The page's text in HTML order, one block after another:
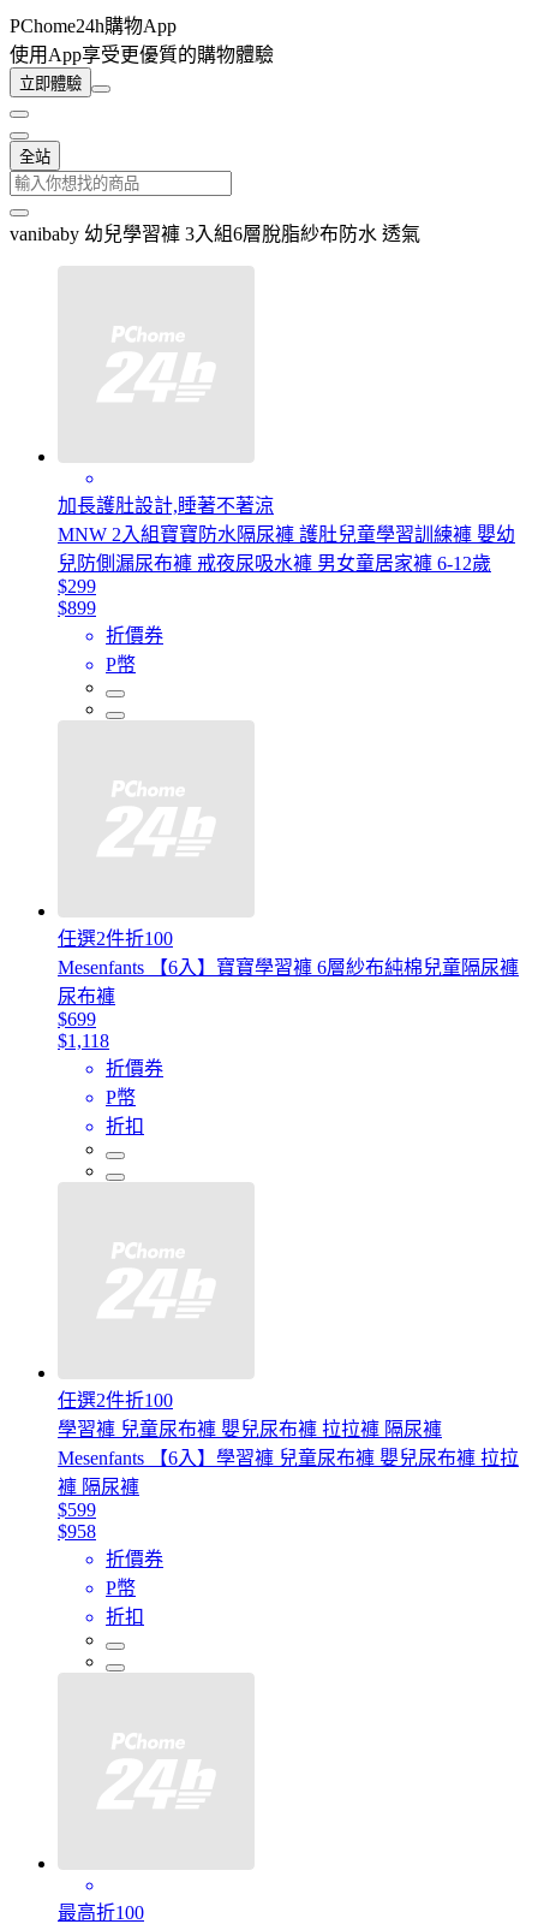
PChome24h購物App
使用App享受更優質的購物體驗
立即體驗
全站
vanibaby 幼兒學習褲 3入組6層脫脂紗布防水 透氣
加長護肚設計,睡著不著涼
MNW 2入組寶寶防水隔尿褲 護肚兒童學習訓練褲 嬰幼
兒防側漏尿布褲 戒夜尿吸水褲 男女童居家褲 6-12歲
$299
$899
折價券
P幣
任選2件折100
Mesenfants 【6入】寶寶學習褲 6層紗布純棉兒童隔尿褲
尿布褲
$699
$1,118
折價券
P幣
折扣
任選2件折100
學習褲 兒童尿布褲 嬰兒尿布褲 拉拉褲 隔尿褲
Mesenfants 【6入】學習褲 兒童尿布褲 嬰兒尿布褲 拉拉
褲 隔尿褲
$599
$958
折價券
P幣
折扣
最高折100